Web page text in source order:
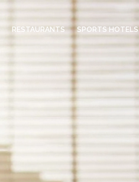
RESTAURANTS SPORTS HOTELS